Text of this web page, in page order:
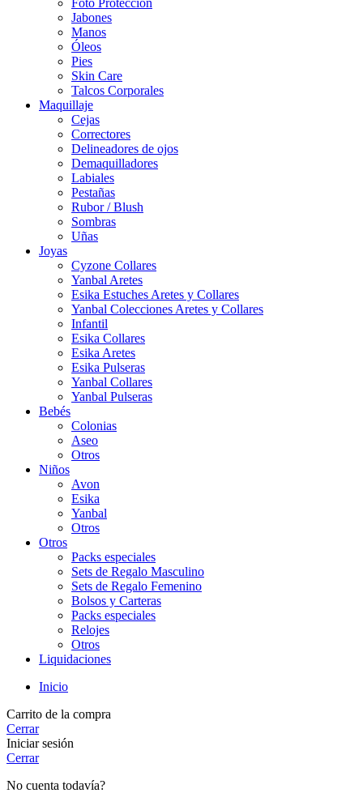
Jabones
Manos
Óleos
Pies
Skin Care
Talcos Corporales
Maquillaje
Cejas
Correctores
Delineadores de ojos
Demaquilladores
Labiales
Pestañas
Rubor / Blush
Sombras
Uñas
Joyas
Cyzone Collares
Yanbal Aretes
Esika Estuches Aretes y Collares
Yanbal Colecciones Aretes y Collares
Infantil
Esika Collares
Esika Aretes
Esika Pulseras
Yanbal Collares
Yanbal Pulseras
Bebés
Colonias
Aseo
Otros
Niños
Avon
Esika
Yanbal
Otros
Otros
Packs especiales
Sets de Regalo Masculino
Sets de Regalo Femenino
Bolsos y Carteras
Packs especiales
Relojes
Otros
Liquidaciones
Inicio
Carrito de la compra
Cerrar
Iniciar sesión
Cerrar
No cuenta todavía?